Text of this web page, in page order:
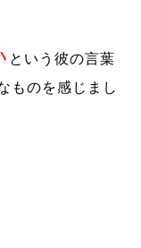
という彼の言葉
ものを感じまし